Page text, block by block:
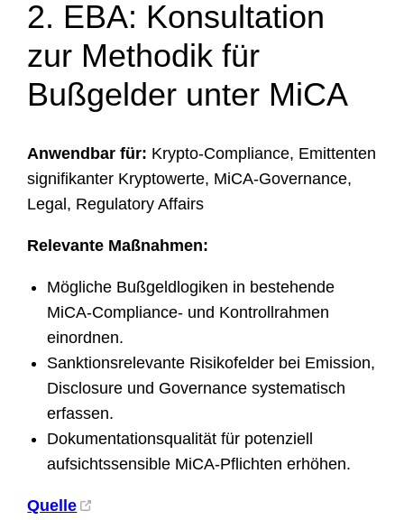
2. EBA: Konsultation
zur Methodik für
Bußgelder unter MiCA
Anwendbar für: Krypto-Compliance, Emittenten
signifikanter Kryptowerte, MiCA-Governance,
Legal, Regulatory Affairs
Relevante Maßnahmen:
Mögliche Bußgeldlogiken in bestehende
MiCA-Compliance- und Kontrollrahmen
einordnen.
Sanktionsrelevante Risikofelder bei Emission,
Disclosure und Governance systematisch
erfassen.
Dokumentationsqualität für potenziell
aufsichtssensible MiCA-Pflichten erhöhen.
Quelle